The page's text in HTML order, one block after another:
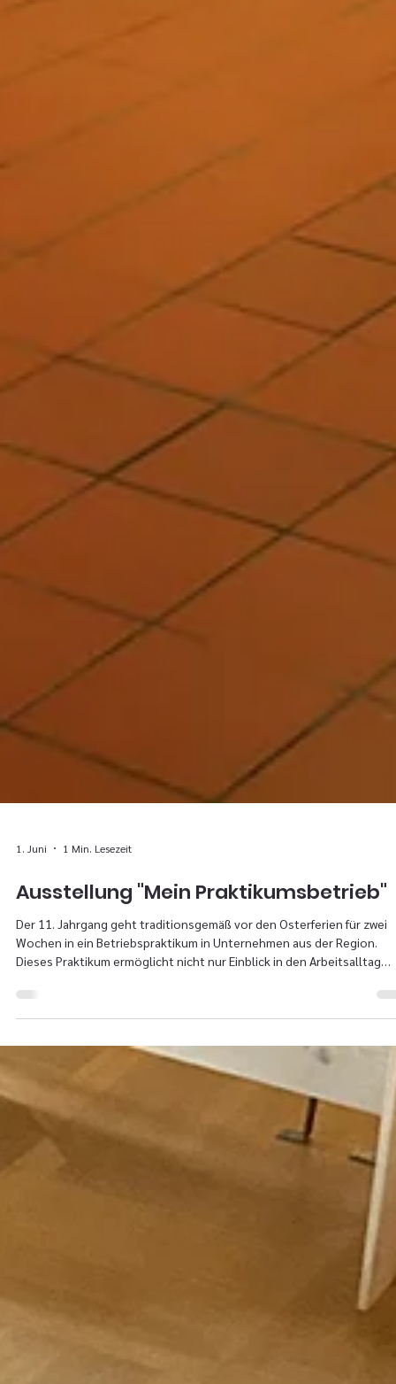
1. Juni
Ausstellung "Mein Praktikumsbetrieb"
Der 11. Jahrgang geht traditionsgemäß vor den Osterferien für zwei
Wochen in ein Betriebspraktikum in Unternehmen aus der Region.
Dieses Praktikum ermöglicht nicht nur Einblick in den Arbeitsalltag
Orientierung der Schülerinnen und Schüler vorbehalten. Da unsere
Schule schon seit zwei Jahren auch im Jahrgang 9 ein einwöchiges
Praktikum ermöglicht, wollten die 11er ihre Praktikumserfahrungen